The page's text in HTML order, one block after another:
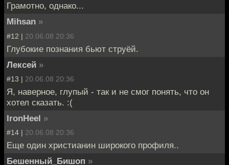
Грамотно, однако...
Mihsan »
#12 | 20.06.08 20:36
Глубокие познания бьют струёй.
Лексей »
#13 | 20.06.08 20:36
Я, наверное, глупый - так и не смог понять, что он
хотел сказать. :(
IronHeel »
#14 | 20.06.08 20:36
Еще один христианин широкого профиля..
Бешенный_Бишоп »